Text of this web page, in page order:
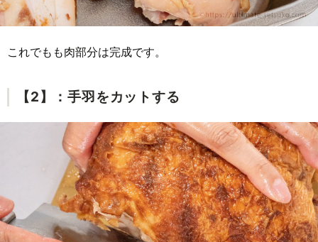
これでもも肉部分は完成です。
【2】：手羽をカットする